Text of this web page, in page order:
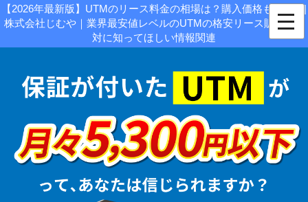
【2026年最新版】UTMのリース料金の相場は？購入価格も紹介！|
株式会社じむや｜業界最安値レベルのUTMの格安リース販売 - 絶
対に知ってほしい情報関連